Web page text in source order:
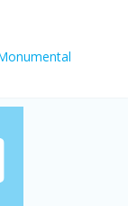
décadas y ya
el sector
consumo
el país, un 5,9%